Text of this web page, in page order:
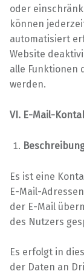
oder
können
automatisiert
Website
alle Funktionen
werden.
VI. E-Mail-
Es ist eine
E-Mail-
der E-Mail
des Nutzers
Es erfolgt in
der Daten an